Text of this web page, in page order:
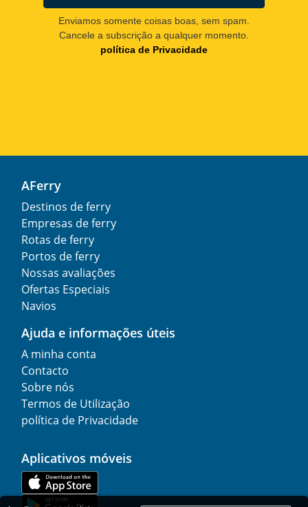
Enviamos somente coisas boas, sem spam.
Cancele a subscrição a qualquer momento.
política de Privacidade
AFerry
Destinos de ferry
Empresas de ferry
Rotas de ferry
Portos de ferry
Nossas avaliações
Ofertas Especiais
Navios
Ajuda e informações úteis
A minha conta
Contacto
Sobre nós
Termos de Utilização
política de Privacidade
Aplicativos móveis